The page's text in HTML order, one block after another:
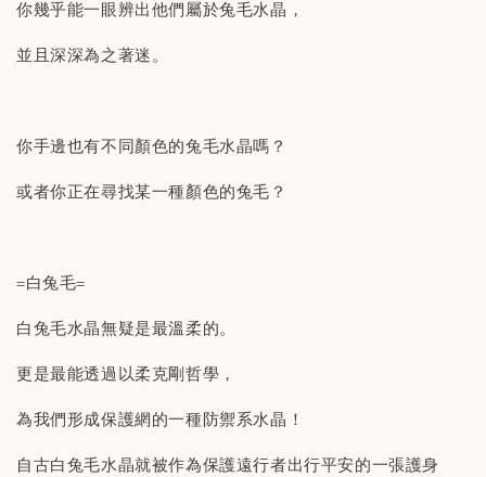
你幾乎能一眼辨出他們屬於兔毛水晶，
並且深深為之著迷。
你手邊也有不同顏色的兔毛水晶嗎？
或者你正在尋找某一種顏色的兔毛？
=白兔毛=
白兔毛水晶無疑是最溫柔的。
更是最能透過以柔克剛哲學，
為我們形成保護網的一種防禦系水晶！
自古白兔毛水晶就被作為保護遠行者出行平安的一張護身